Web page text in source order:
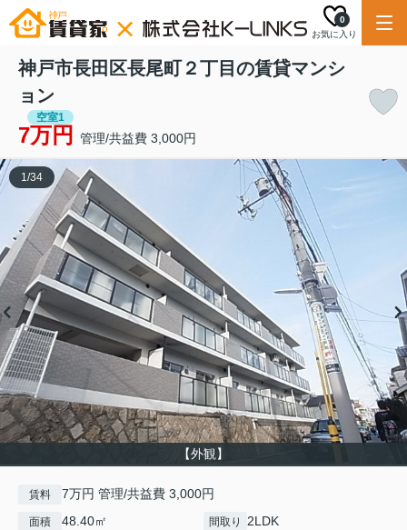
お気に入り
0
神戸市長田区長尾町２丁目の賃貸マンシ
ョン
空室1
7万円 管理/共益費 3,000円
【外観】
1/34
賃料 7万円 管理/共益費 3,000円
面積 48.40㎡ 間取り 2LDK